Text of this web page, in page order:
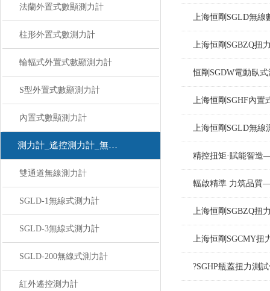
法蘭外置式數顯測力計
柱形外置式數測力計
輪輻式外置式數顯測力計
S型外置式數顯測力計
內置式數顯測力計
測力計_遙控測力計_無線測力計
雙通道無線測力計
SGLD-1無線式測力計
SGLD-3無線式測力計
SGLD-200無線式測力計
紅外遙控測力計
上海恒剛SGLD無線
上海恒剛SGBZQ扭
恒剛SGDW電動臥
上海恒剛SGHF內置
上海恒剛SGLD無線
精控扭矩·賦能智造
輻啟精準 力筑品質
上海恒剛SGBZQ扭
上海恒剛SGCMY扭
?SGHP瓶蓋扭力測